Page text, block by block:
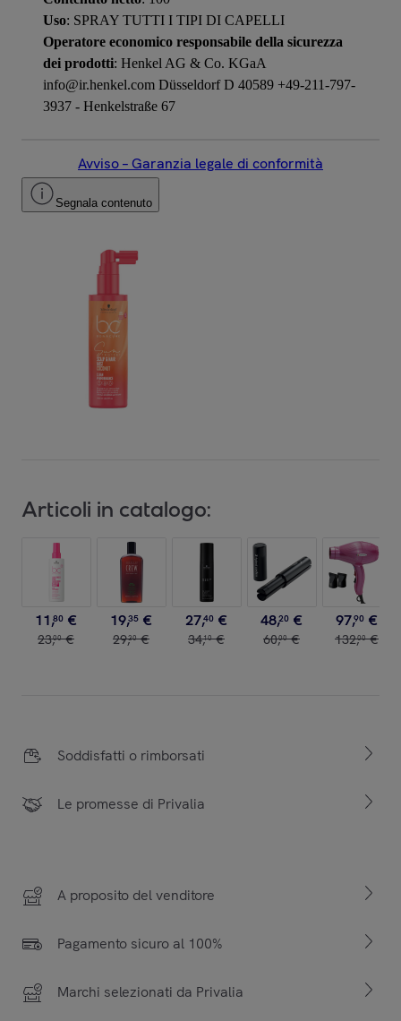
Uso: SPRAY TUTTI I TIPI DI CAPELLI
Operatore economico responsabile della sicurezza
dei prodotti: Henkel AG & Co. KGaA
info@ir.henkel.com Düsseldorf D 40589 +49-211-797-
3937 - Henkelstraße 67
Avviso – Garanzia legale di conformità
Segnala contenuto
Articoli in catalogo:
11,80 €
23,00 €
19,35 €
29,30 €
27,40 €
34,10 €
48,20 €
60,00 €
97,90 €
132,00 €
Soddisfatti o rimborsati
Le promesse di Privalia
A proposito del venditore
Pagamento sicuro al 100%
Marchi selezionati da Privalia